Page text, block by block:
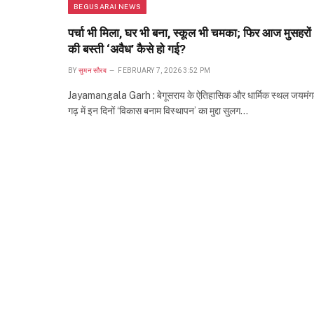
BEGUSARAI NEWS
पर्चा भी मिला, घर भी बना, स्कूल भी चमका; फिर आज मुसहरों
की बस्ती ‘अवैध’ कैसे हो गई?
BY सुमन सौरब FEBRUARY 7, 2026 3:52 PM
Jayamangala Garh : बेगूसराय के ऐतिहासिक और धार्मिक स्थल
गढ़ में इन दिनों ‘विकास बनाम विस्थापन’ का मुद्दा सुलग…